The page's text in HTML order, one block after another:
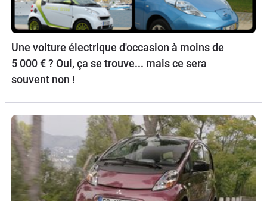
Une voiture électrique d'occasion à moins de
5 000 € ? Oui, ça se trouve... mais ce sera
souvent non !